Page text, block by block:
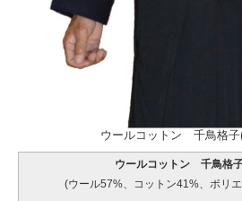
ウールコットン 千鳥格
ウールコットン 千鳥格
(ウール57%、コットン41%、ポリ